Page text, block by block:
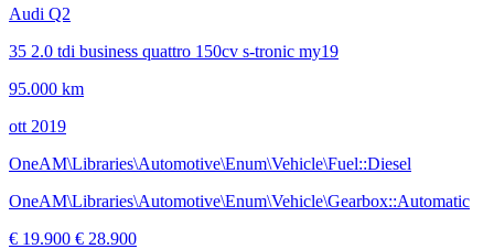
Audi Q2
35 2.0 tdi business quattro 150cv s-tronic my19
95.000 km
ott 2019
OneAM\Libraries\Automotive\Enum\Vehicle\Fuel::Diesel
OneAM\Libraries\Automotive\Enum\Vehicle\Gearbox::Automatic
€ 19.900 € 28.900